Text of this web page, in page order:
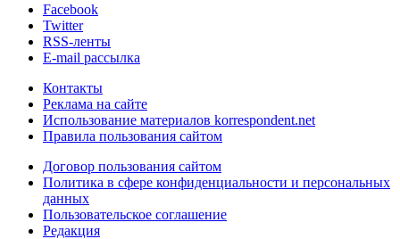
Facebook
Twitter
RSS-ленты
E-mail рассылка
Контакты
Реклама на сайте
Использование материалов korrespondent.net
Правила пользования сайтом
Договор пользования сайтом
Политика в сфере конфиденциальности и персональных
данных
Пользовательское соглашение
Редакция